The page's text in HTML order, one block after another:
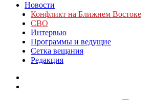
Новости
Конфликт на Ближнем Востоке
СВО
Интервью
Программы и ведущие
Сетка вещания
Редакция